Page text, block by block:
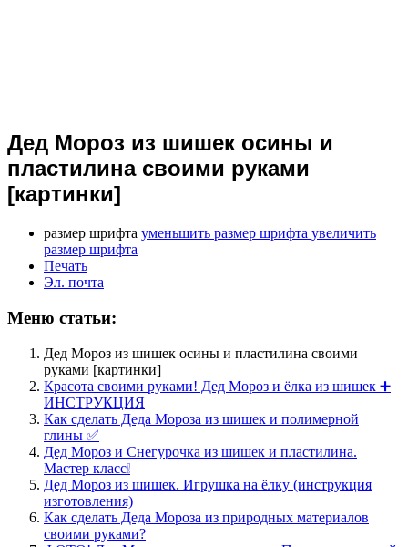
Дед Мороз из шишек осины и
пластилина своими руками
[картинки]
размер шрифта уменьшить размер шрифта увеличить
размер шрифта
Печать
Эл. почта
Меню статьи:
Дед Мороз из шишек осины и пластилина своими
руками [картинки]
Красота своими руками! Дед Мороз и ёлка из шишек ➕
ИНСТРУКЦИЯ
Как сделать Деда Мороза из шишек и полимерной
глины ✅
Дед Мороз и Снегурочка из шишек и пластилина.
Мастер класс❕
Дед Мороз из шишек. Игрушка на ёлку (инструкция
изготовления)
Как сделать Деда Мороза из природных материалов
своими руками?